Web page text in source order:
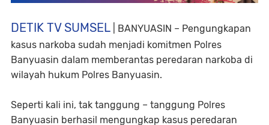
DETIK TV SUMSEL | BANYUASIN – Pengungkapan
kasus narkoba sudah menjadi komitmen Polres
Banyuasin dalam memberantas peredaran narkoba di
wilayah hukum Polres Banyuasin.
Seperti kali ini, tak tanggung – tanggung Polres
Banyuasin berhasil mengungkap kasus peredaran